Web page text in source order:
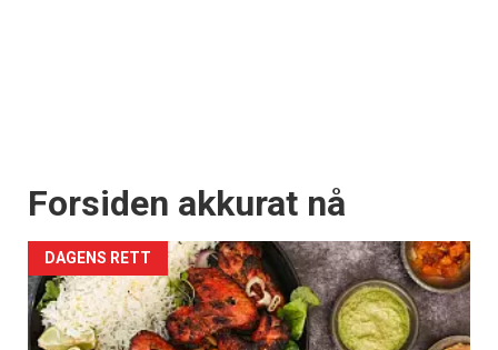
Forsiden akkurat nå
DAGENS RETT